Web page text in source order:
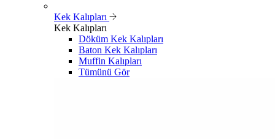
Kek Kalıpları
Kek Kalıpları
Döküm Kek Kalıpları
Baton Kek Kalıpları
Muffin Kalıpları
Tümünü Gör